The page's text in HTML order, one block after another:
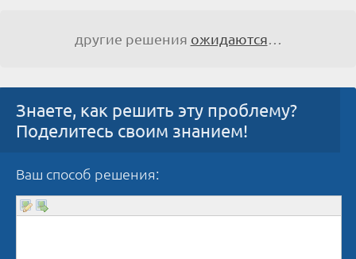
другие решения ожидаются
Знаете, как решить эту проблему?
Поделитесь своим знанием!
Ваш способ решения: